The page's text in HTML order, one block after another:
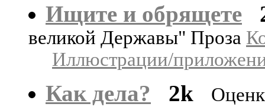
Ищите и обрящете
великой Державы" Проза
Иллюстрации/
Как дела? 2k